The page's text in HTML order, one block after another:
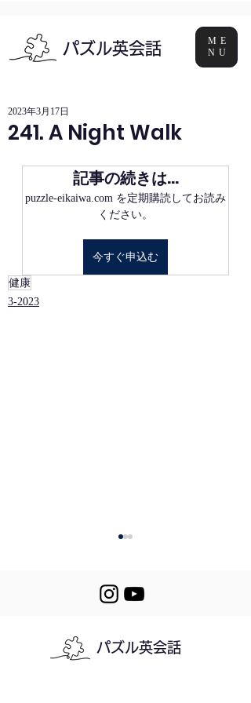
パズル英会話
ME
NU
241. A Night Walk
2023年3月17日
記事の続きは…
puzzle-eikaiwa.com を定期購読してお読み
ください。
今すぐ申込む
健康
3-2023
246. Let's Get an Air
パズル英会話